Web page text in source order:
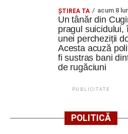
ȘTIREA TA acum 8
Un tânăr din
pragul suicidului,
unei percheziții
Acesta acuză
fi sustras bani
de rugăciuni
PUBLICITATE
POLITICĂ